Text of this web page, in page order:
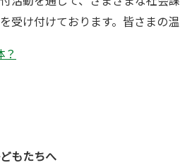
受け付けております。皆さまの
もたちへ